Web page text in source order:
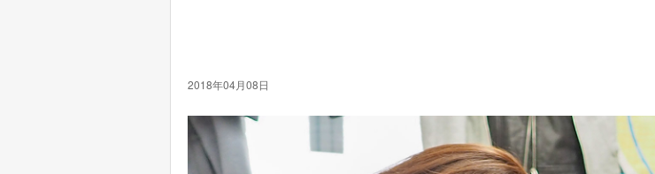
2018年04月08日